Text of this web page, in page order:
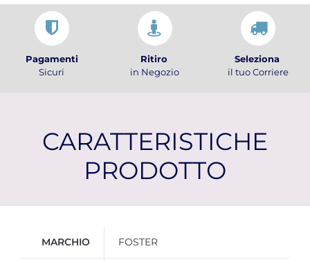
Pagamenti
Sicuri
Ritiro
in Negozio
Seleziona
il tuo Corriere
CARATTERISTICHE
PRODOTTO
MARCHIO FOSTER